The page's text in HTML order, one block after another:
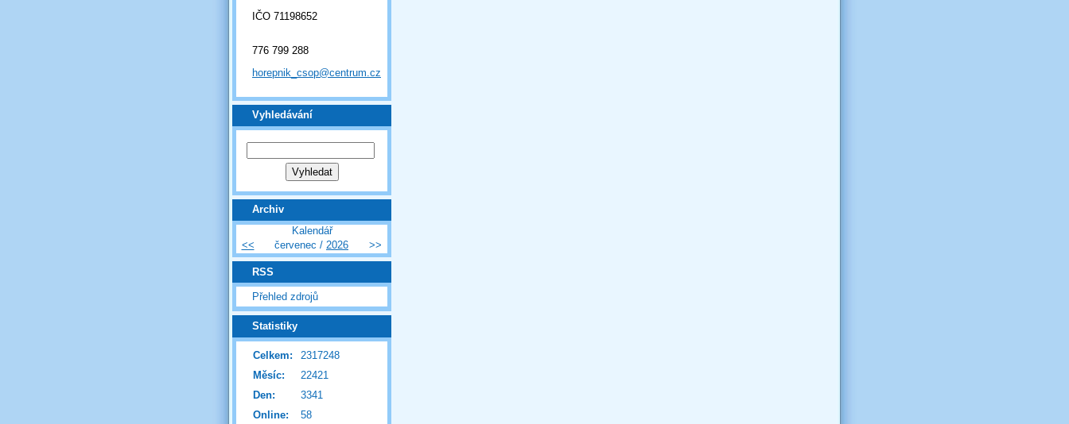
IČO 71198652
776 799 288
horepnik_csop@centrum.cz
Vyhledávání
Archiv
Kalendář
<<
červenec / 2026 >>
RSS
Přehled zdrojů
Statistiky
Online: 58
Celkem:
2317248
Měsíc:
22421
Den:
3341